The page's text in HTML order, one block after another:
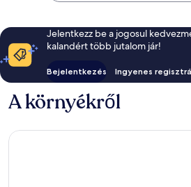
Jelentkezz be a jogosul
kalandért több jutalom jár!
Bejelentkezés Ingyenes
A környékről